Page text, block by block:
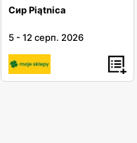
Сир Piątnica
5 -12 серп. 2026